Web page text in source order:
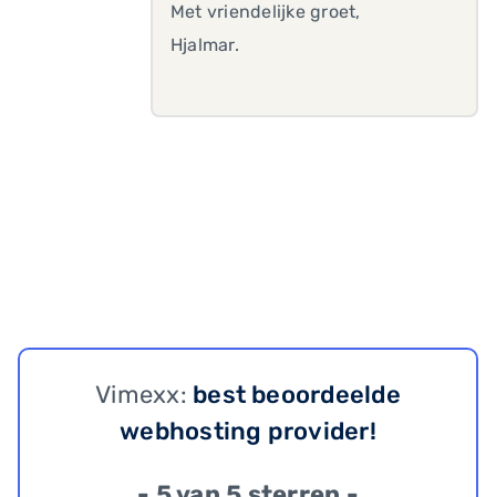
Met vriendelijke groet,
Hjalmar.
Vimexx: best beoordeelde
webhosting provider!